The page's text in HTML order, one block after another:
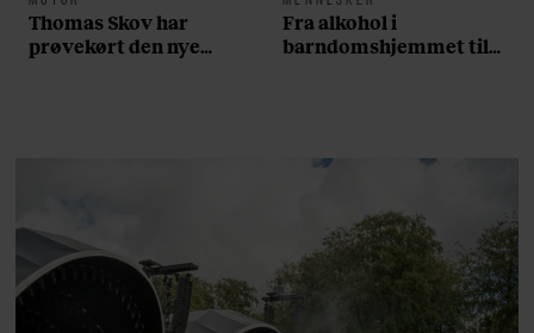
Thomas Skov har
prøvekørt den nye
Fra alkohol i
barndomshjemmet til